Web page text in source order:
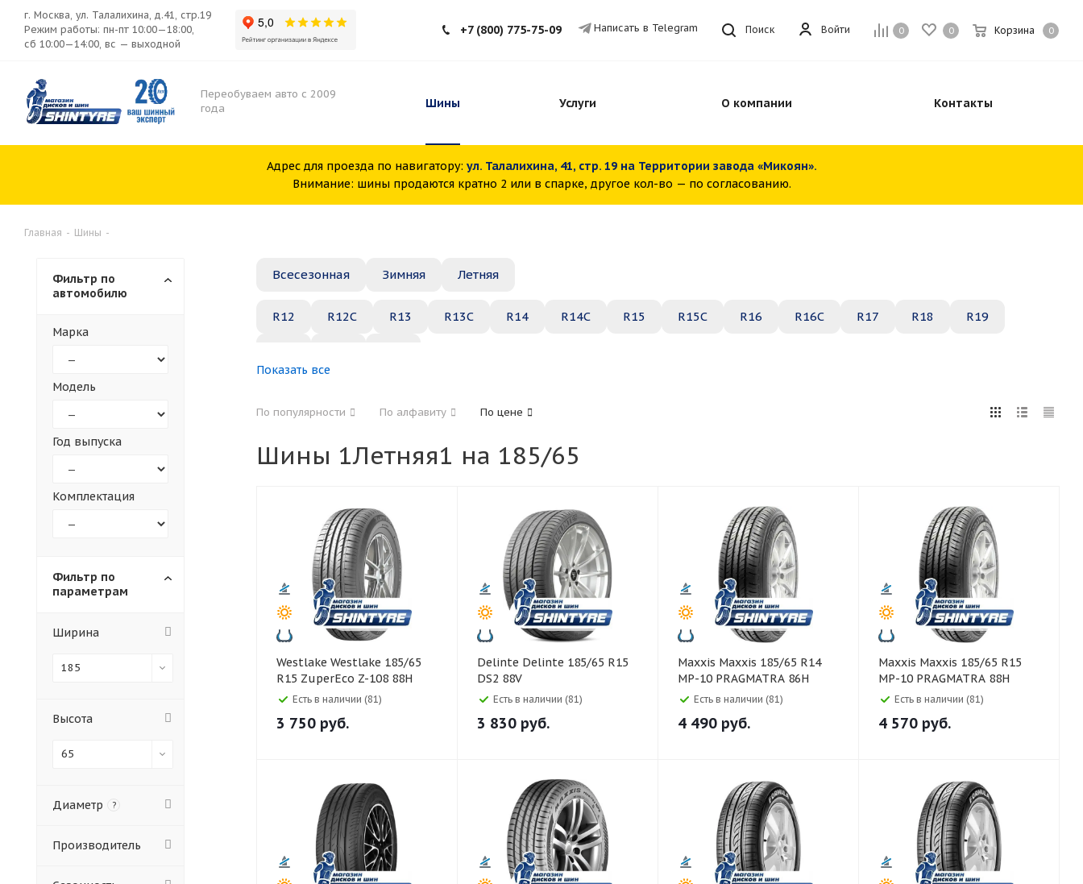
0 0 Корзина 0
Войти
г. Москва, ул. Талалихина, д.41, стр.19
Режим работы: пн-пт 10:00—18:00,
сб 10:00—14:00, вс — выходной
Поиск
+7 (800) 775-75-09 Написать в Telegram
Переобуваем авто с 2009
года
Шины Услуги О компании Контакты
Адрес для проезда по навигатору: ул. Талалихина, 41, стр. 19 на Территории завода «Микоян».
Внимание: шины продаются кратно 2 или в спарке, другое кол-во — по согласованию.
Главная - Шины -
Всесезонная Зимняя Летняя
R12 R12C R13 R13C R14 R14C R15 R15C R16 R16C R17 R18 R19
30 35 40 45 45 50 55
Показать все
По популярности По алфавиту По цене
Шины 1Летняя1 на 185/65
Westlake Westlake 185/65
R15 ZuperEco Z-108 88H
Есть в наличии (81)
3 750 руб.
Delinte Delinte 185/65 R15
DS2 88V
Есть в наличии (81)
3 830 руб.
Maxxis Maxxis 185/65 R14
MP-10 PRAGMATRA 86H
Есть в наличии (81)
4 490 руб.
Maxxis Maxxis 185/65 R15
MP-10 PRAGMATRA 88H
Есть в наличии (81)
4 570 руб.
Фильтр по
автомобилю
Марка
Модель
Год выпуска
Комплектация
Фильтр по
параметрам
Ширина
185
Высота
65
Диаметр ?
Производитель